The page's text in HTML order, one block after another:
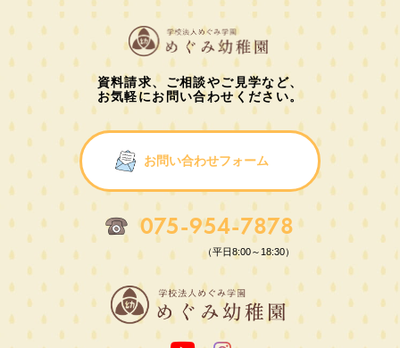
資料請求、ご相談やご見学など、
お気軽にお問い合わせください。
お問い合わせフォーム
075-954-7878
（平日8:00～18:30）